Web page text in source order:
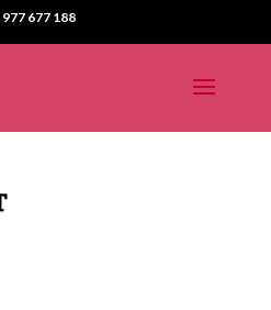
677 188